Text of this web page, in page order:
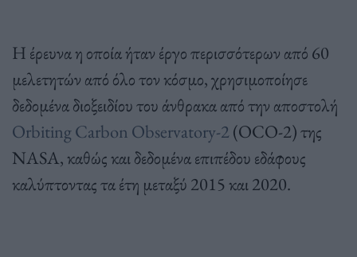
Η έρευνα η οποία ήταν έργο περισσότερων από 60
μελετητών από όλο τον κόσμο, χρησιμοποίησε
δεδομένα διοξειδίου του άνθρακα από την αποστολή
Orbiting Carbon Observatory-2 (OCO-2) της
NASA, καθώς και δεδομένα επιπέδου εδάφους
καλύπτοντας τα έτη μεταξύ 2015 και 2020.